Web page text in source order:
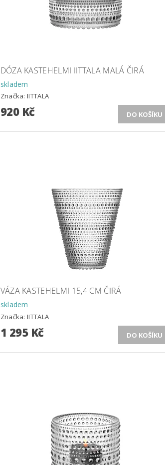
DÓZA KASTEHELMI IITTALA MALÁ ČIRÁ
skladem
Značka:IITTALA
920 Kč
VÁZA KASTEHELMI 15,4 CM ČIRÁ
skladem
Značka:IITTALA
1 295 Kč